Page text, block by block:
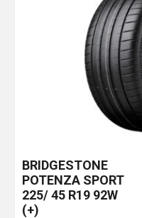
BRIDGESTONE
POTENZA SPORT
225/ 45 R19 92W
(+)